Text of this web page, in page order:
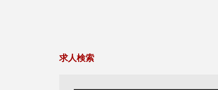
求人検索